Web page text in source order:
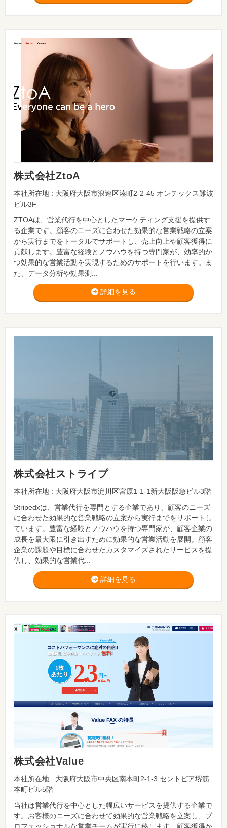
株式会社ZtoA
本社所在地 : 大阪府大阪市浪速区湊町2-2-45 オンテックス難波
ビル3F
ZTOAは、営業代行を中心としたマーケティング支援を提供す
る企業です。顧客のニーズに合わせた効果的な営業戦略の立案
から実行までをトータルでサポートし、売上向上や顧客獲得に
貢献します。豊富な経験とノウハウを持つ専門家が、効率的か
つ効果的な営業活動を実現するためのサポートを行います。ま
た、データ分析や効果測...
詳細を見る
株式会社ストライプ
本社所在地 : 大阪府大阪市淀川区宮原1-1-1新大阪阪急ビル3階
Stripedxは、営業代行を専門とする企業であり、顧客のニーズ
に合わせた効果的な営業戦略の立案から実行までをサポートし
ています。豊富な経験とノウハウを持つ専門家が、顧客企業の
成長を最大限に引き出すために効果的な営業活動を展開。顧客
企業の課題や目標に合わせたカスタマイズされたサービスを提
供し、効果的な営業代...
詳細を見る
株式会社Value
本社所在地 : 大阪府大阪市中央区南本町2-1-3 セントピア堺筋
本町ビル5階
当社は営業代行を中心とした幅広いサービスを提供する企業で
す。お客様のニーズに合わせて効果的な営業戦略を立案し、プ